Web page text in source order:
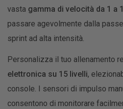
vasta gamma di velocità da 1 a
passare agevolmente dalla
sprint ad alta intensità.
Personalizza il tuo allenamento
elettronica su 15 livelli,
console. I sensori di impulso
consentono di monitorare